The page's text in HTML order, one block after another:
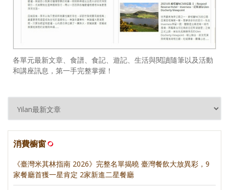
各單元最新文章、食譜、食記、遊記、生活與閱讀隨筆以及活動
和講座訊息，第一手完整掌握！
消費櫥窗
《臺灣米其林指南 2026》完整名單揭曉 臺灣餐飲大放異彩，9
家餐廳首獲一星肯定 2家新進二星餐廳